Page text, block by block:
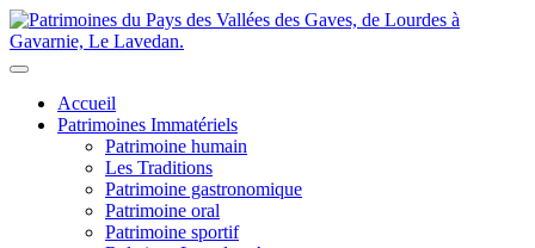
Accueil
Patrimoines Immatériels
Patrimoine humain
Les Traditions
Patrimoine gastronomique
Patrimoine oral
Patrimoine sportif